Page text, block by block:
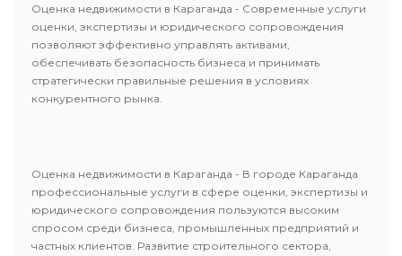
Оценка недвижимости в Караганда - Современные услуги
оценки, экспертизы и юридического сопровождения
позволяют эффективно управлять активами,
обеспечивать безопасность бизнеса и принимать
стратегически правильные решения в условиях
конкурентного рынка.
Оценка недвижимости в Караганда - В городе Караганда
профессиональные услуги в сфере оценки, экспертизы и
юридического сопровождения пользуются высоким
спросом среди бизнеса, промышленных предприятий и
частных клиентов. Развитие строительного сектора,